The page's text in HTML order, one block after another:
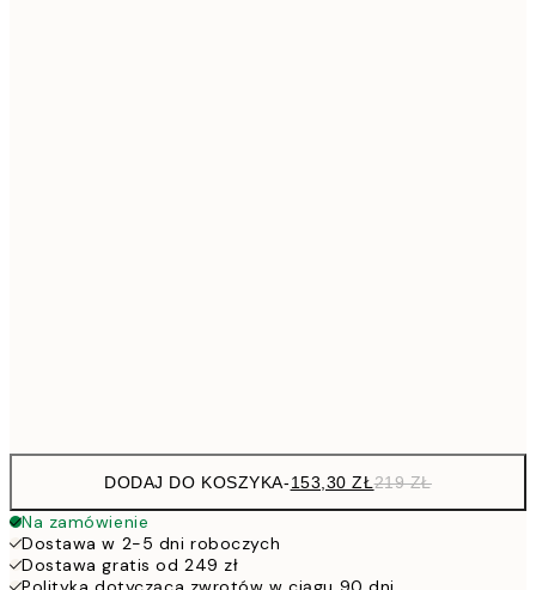
DODAJ DO KOSZYKA-153,30 ZŁ219 ZŁ
Na zamówienie
Dostawa w 2-5 dni roboczych
Dostawa gratis od 249 zł